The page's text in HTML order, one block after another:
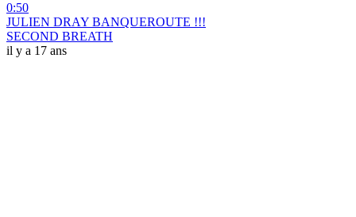
0:50
JULIEN DRAY BANQUEROUTE !!!
SECOND BREATH
il y a 17 ans